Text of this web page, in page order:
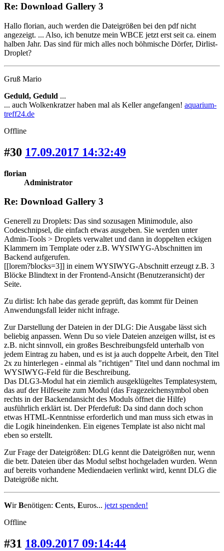
Re: Download Gallery 3
Hallo florian, auch werden die Dateigrößen bei den pdf nicht
angezeigt. ... Also, ich benutze mein WBCE jetzt erst seit ca. einem
halben Jahr. Das sind für mich alles noch böhmische Dörfer, Dirlist-
Droplet?
Gruß Mario
Geduld, Geduld ...
... auch Wolkenkratzer haben mal als Keller angefangen! aquarium-
treff24.de
Offline
#30 17.09.2017 14:32:49
florian
Administrator
Re: Download Gallery 3
Generell zu Droplets: Das sind sozusagen Minimodule, also
Codeschnipsel, die einfach etwas ausgeben. Sie werden unter
Admin-Tools > Droplets verwaltet und dann in doppelten eckigen
Klammern im Template oder z.B. WYSIWYG-Abschnitten im
Backend aufgerufen.
[[lorem?blocks=3]] in einem WYSIWYG-Abschnitt erzeugt z.B. 3
Blöcke Blindtext in der Frontend-Ansicht (Benutzeransicht) der
Seite.
Zu dirlist: Ich habe das gerade geprüft, das kommt für Deinen
Anwendungsfall leider nicht infrage.
Zur Darstellung der Dateien in der DLG: Die Ausgabe lässt sich
beliebig anpassen. Wenn Du so viele Dateien anzeigen willst, ist es
z.B. nicht sinnvoll, ein großes Beschreibungsfeld unterhalb von
jedem Eintrag zu haben, und es ist ja auch doppelte Arbeit, den Titel
2x zu hinterlegen - einmal als "richtigen" Titel und dann nochmal im
WYSIWYG-Feld für die Beschreibung.
Das DLG3-Modul hat ein ziemlich ausgeklügeltes Templatesystem,
das auf der Hilfeseite zum Modul (das Fragezeichensymbol oben
rechts in der Backendansicht des Moduls öffnet die Hilfe)
ausführlich erklärt ist. Der Pferdefuß: Da sind dann doch schon
etwas HTML-Kenntnisse erforderlich und man muss sich etwas in
die Logik hineindenken. Ein eigenes Template ist also nicht mal
eben so erstellt.
Zur Frage der Dateigrößen: DLG kennt die Dateigrößen nur, wenn
die betr. Dateien über das Modul selbst hochgeladen wurden. Wenn
auf bereits vorhandene Mediendaeien verlinkt wird, kennt DLG die
Dateigröße nicht.
WirBenötigen: Cents, Euros... jetzt spenden!
Offline
#31 18.09.2017 09:14:44